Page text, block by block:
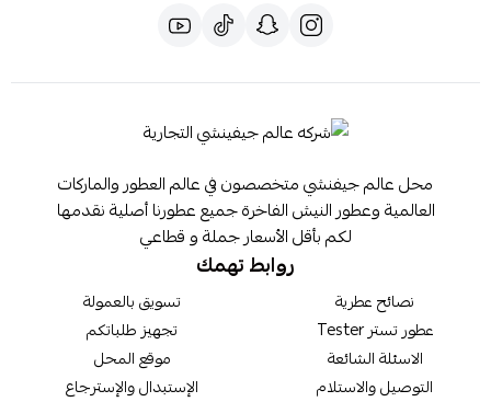
محل عالم جيفنشي متخصصون في عالم العطور والماركات
العالمية وعطور النيش الفاخرة جميع عطورنا أصلية نقدمها
لكم بأقل الأسعار جملة و قطاعي
روابط تهمك
نصائح عطرية
عطور تستر Tester
الاسئلة الشائعة
التوصيل والاستلام
تسويق بالعمولة
تجهيز طلباتكم
موقع المحل
الإستبدال والإسترجاع